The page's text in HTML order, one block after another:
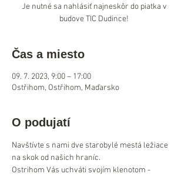
Je nutné sa nahlásiť najneskôr do piatka v
budove TIC Dudince!
Čas a miesto
09. 7. 2023, 9:00 – 17:00
Ostřihom, Ostřihom, Maďarsko
O podujatí
Navštívte s nami dve starobylé mestá ležiace
na skok od našich hraníc.
Ostrihom Vás uchváti svojím klenotom -